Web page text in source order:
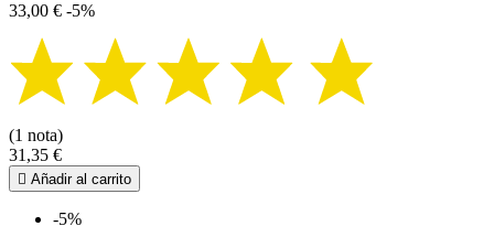
33,00 € -5%
(1 nota)
31,35 €
 Añadir al carrito
-5%